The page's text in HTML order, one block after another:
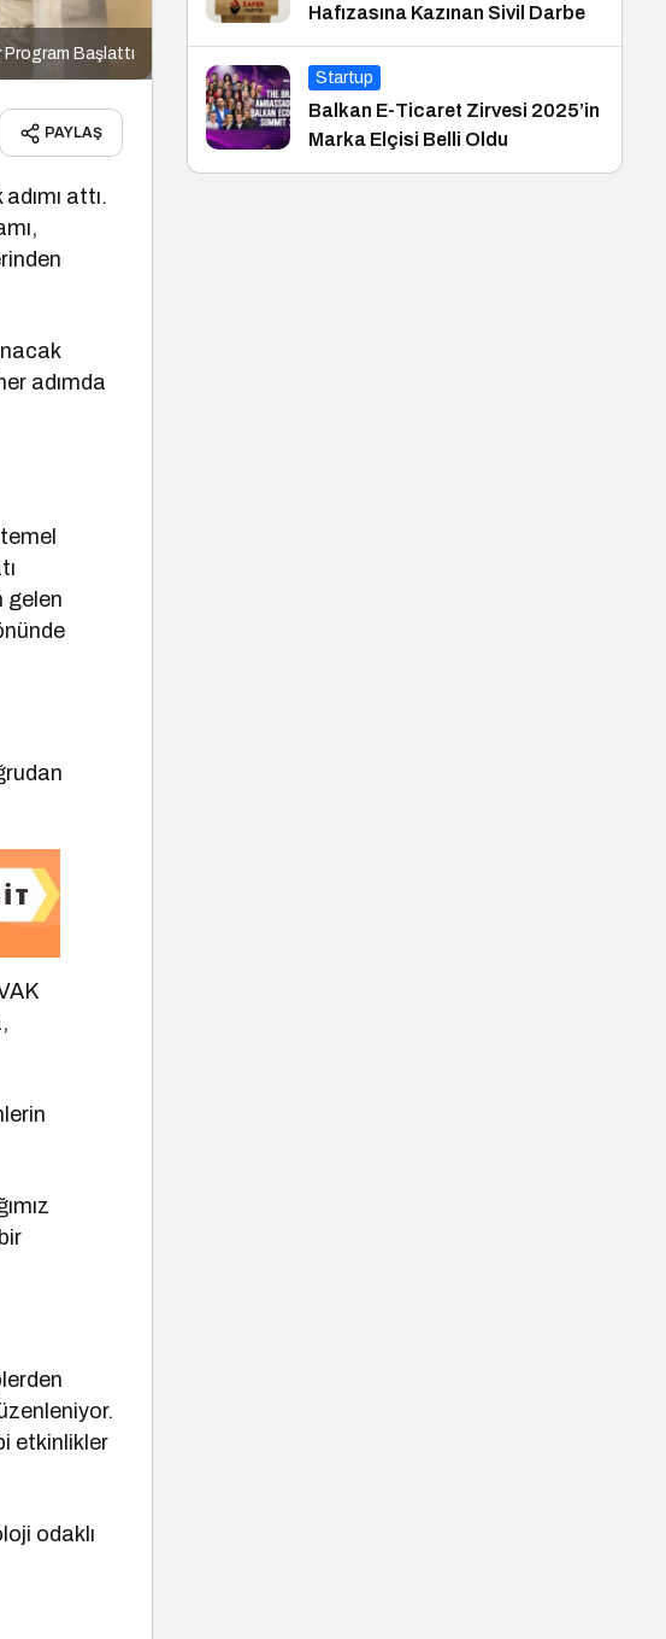
Başlattı
PAYLAŞ
attı.
adımda
gelen
etkinlikler
odaklı
Hafızasına Kazınan Sivil Darbe
Startup
Balkan E-Ticaret Zirvesi 2025’in
Marka Elçisi Belli Oldu